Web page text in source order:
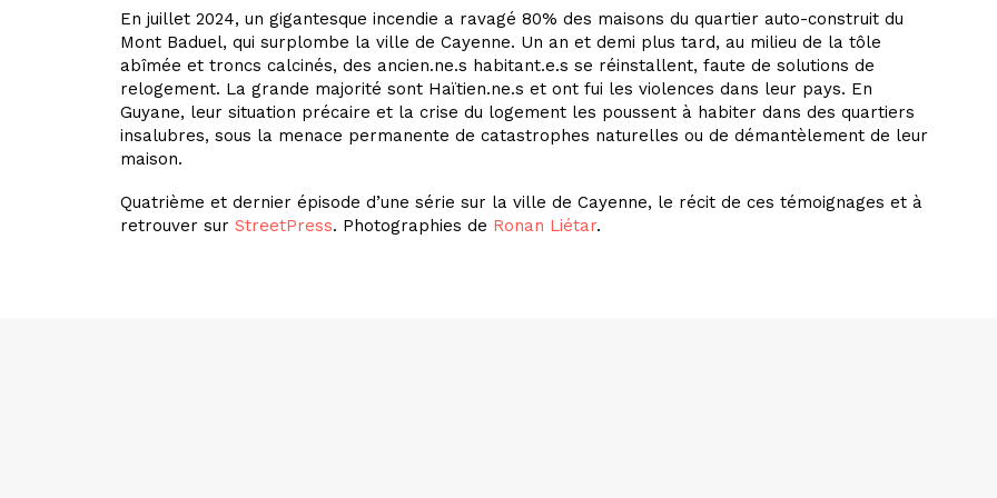
En juillet 2024, un gigantesque incendie a ravagé 80% des maisons du quartier auto-construit du
Mont Baduel, qui surplombe la ville de Cayenne. Un an et demi plus tard, au milieu de la tôle
abîmée et troncs calcinés, des ancien.ne.s habitant.e.s se réinstallent, faute de solutions de
relogement. La grande majorité sont Haïtien.ne.s et ont fui les violences dans leur pays. En
Guyane, leur situation précaire et la crise du logement les poussent à habiter dans des quartiers
insalubres, sous la menace permanente de catastrophes naturelles ou de démantèlement de leur
maison.
Quatrième et dernier épisode d’une série sur la ville de Cayenne, le récit de ces témoignages et à
retrouver sur StreetPress. Photographies de Ronan Liétar.